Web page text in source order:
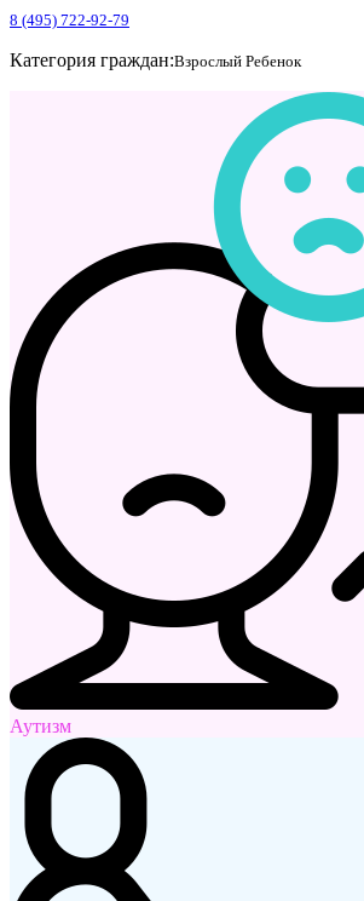
8 (495) 722-92-79
Категория граждан:Взрослый Ребенок
Аутизм